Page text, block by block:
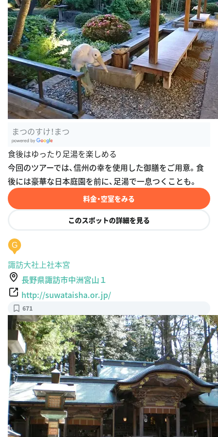
まつのすけ！まつ
oogle Plac
es
食後はゆったり足湯を楽しめる
今回のツアーでは、信州の幸を使用した御膳をご用意。食
後には豪華な日本庭園を前に、足湯で一息つくことも。
料金・空室をみる
このスポットの詳細を見る
G
諏訪大社上社本宮
長野県諏訪市中洲宮山１
http://suwataisha.or.jp/
671